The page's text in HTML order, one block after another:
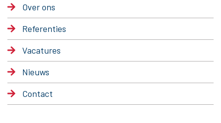
Over ons
Referenties
Vacatures
Nieuws
Contact